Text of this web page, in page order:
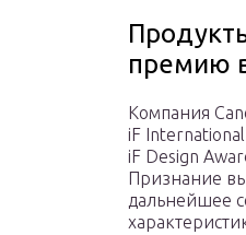
премию
Компания
iF
iF Design
Признание
дальнейшее